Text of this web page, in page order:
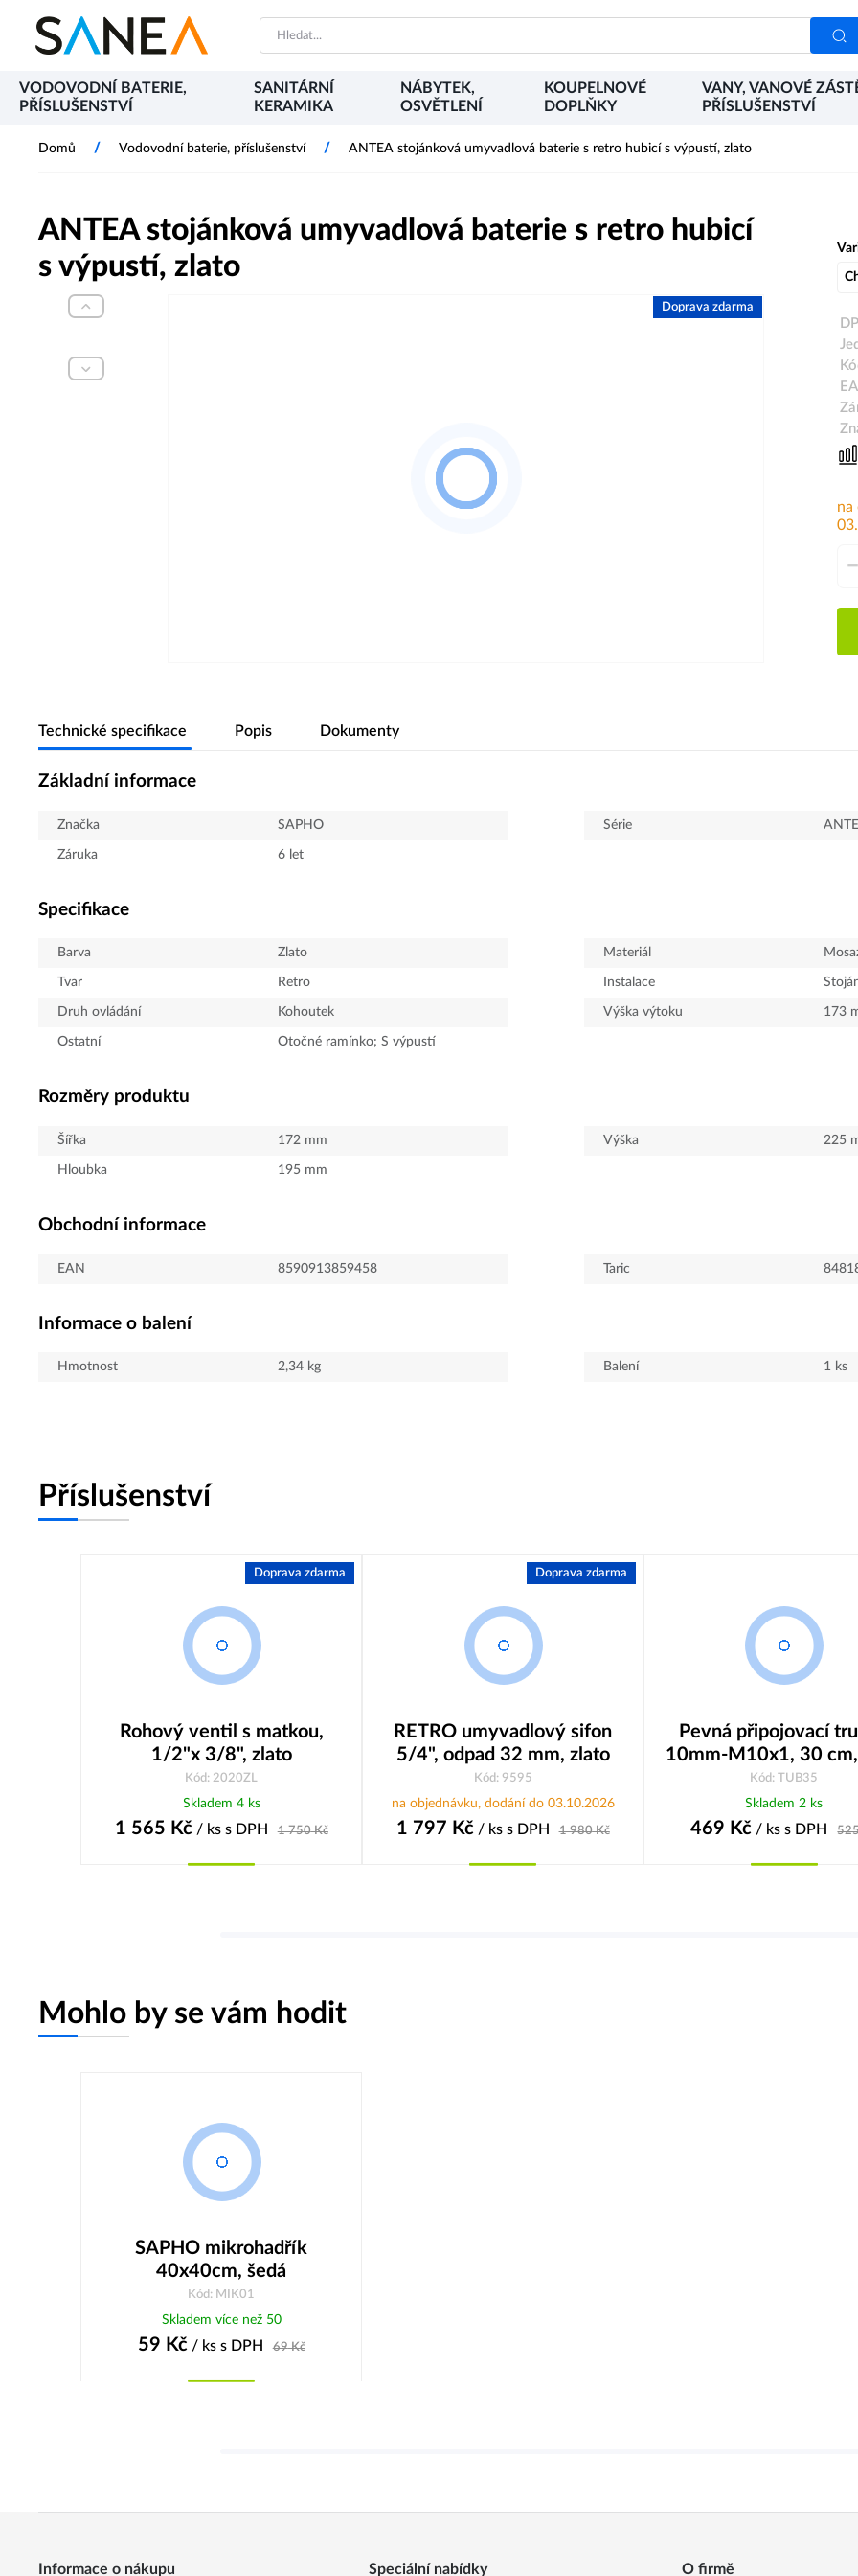
VODOVODNÍ BATERIE,
PŘÍSLUŠENSTVÍ
SANITÁRNÍ
KERAMIKA
NÁBYTEK,
OSVĚTLENÍ
KOUPELNOVÉ
DOPLŇKY
VANY, VANOVÉ
PŘÍSLUŠENSTVÍ
Domů / Vodovodní baterie, příslušenství / ANTEA stojánková umyvadlová baterie s retro hubicí s výpustí, zlato
ANTEA stojánková umyvadlová baterie s retro hubicí
s výpustí, zlato
Doprava zdarma
na
–
Technické specifikace Popis Dokumenty
Základní informace
Značka SAPHO Série
Záruka 6 let
Specifikace
Barva Zlato Materiál
Tvar Retro Instalace
Druh ovládání Kohoutek Výška výtoku 173
Ostatní Otočné ramínko; S výpustí
Rozměry produktu
Šířka 172 mm Výška 225
Hloubka 195 mm
Obchodní informace
EAN 8590913859458 Taric
Informace o balení
Hmotnost 2,34 kg Balení 1 ks
Příslušenství
Doprava zdarma
Rohový ventil s matkou,
1/2"x 3/8", zlato
Kód: 2020ZL
Skladem 4 ks
1 565 Kč/ ks s DPH 1 750Kč
Doprava zdarma
RETRO umyvadlový sifon
5/4", odpad 32 mm, zlato
Kód: 9595
na objednávku, dodání do 03.10.2026
1 797 Kč/ ks s DPH 1 980Kč
Pevná připojovací
10mm-M10x1, 30
Kód: TUB35
Skladem 2 ks
469 Kč / kss DPH
Mohlo by se vám hodit
SAPHO mikrohadřík
40x40cm, šedá
Kód: MIK01
Skladem více než 50
59 Kč/ ks s DPH 69Kč
Informace o nákupu Speciální nabídky O firmě